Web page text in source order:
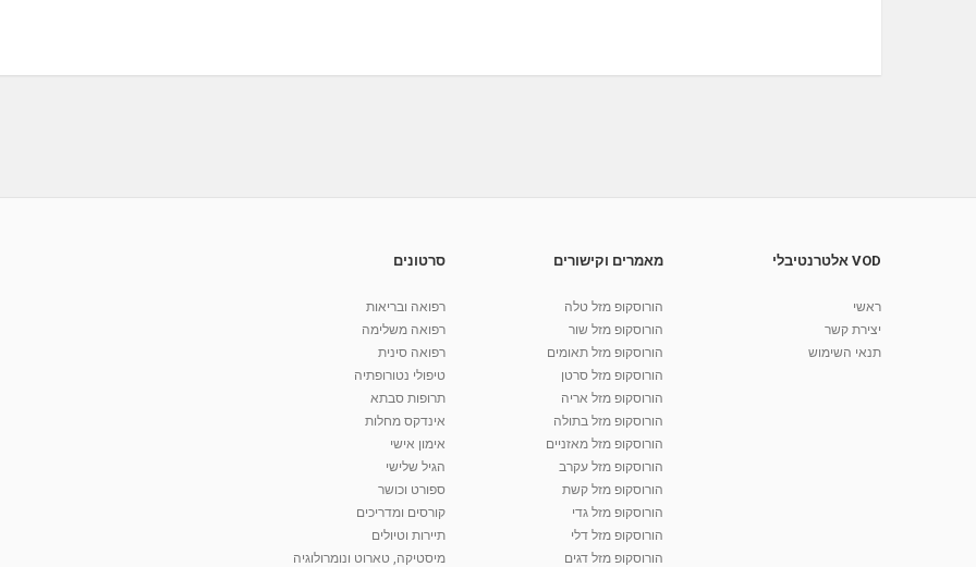
VOD אלטרנטיבלי
ראשי
יצירת קשר
תנאי השימוש
מאמרים וקישורים
הורוסקופ מזל טלה
הורוסקופ מזל שור
הורוסקופ מזל תאומים
הורוסקופ מזל סרטן
הורוסקופ מזל אריה
הורוסקופ מזל בתולה
הורוסקופ מזל מאזניים
הורוסקופ מזל עקרב
הורוסקופ מזל קשת
הורוסקופ מזל גדי
הורוסקופ מזל דלי
הורוסקופ מזל דגים
סרטונים
רפואה ובריאות
רפואה משלימה
רפואה סינית
טיפולי נטורופתיה
תרופות סבתא
אינדקס מחלות
אימון אישי
הגיל שלישי
ספורט וכושר
קורסים ומדריכים
תיירות וטיולים
מיסטיקה, טארוט ונומרולוגיה